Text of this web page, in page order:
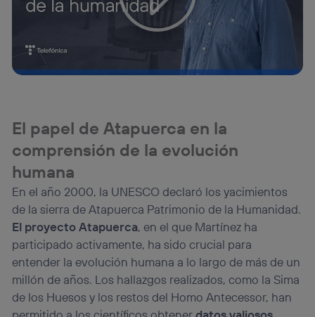
El papel de Atapuerca en la
comprensión de la evolución
humana
En el año 2000, la UNESCO declaró los yacimientos
de la sierra de Atapuerca Patrimonio de la Humanidad.
El proyecto Atapuerca, en el que Martínez ha
participado activamente, ha sido crucial para
entender la evolución humana a lo largo de más de un
millón de años. Los hallazgos realizados, como la Sima
de los Huesos y los restos del Homo Antecessor, han